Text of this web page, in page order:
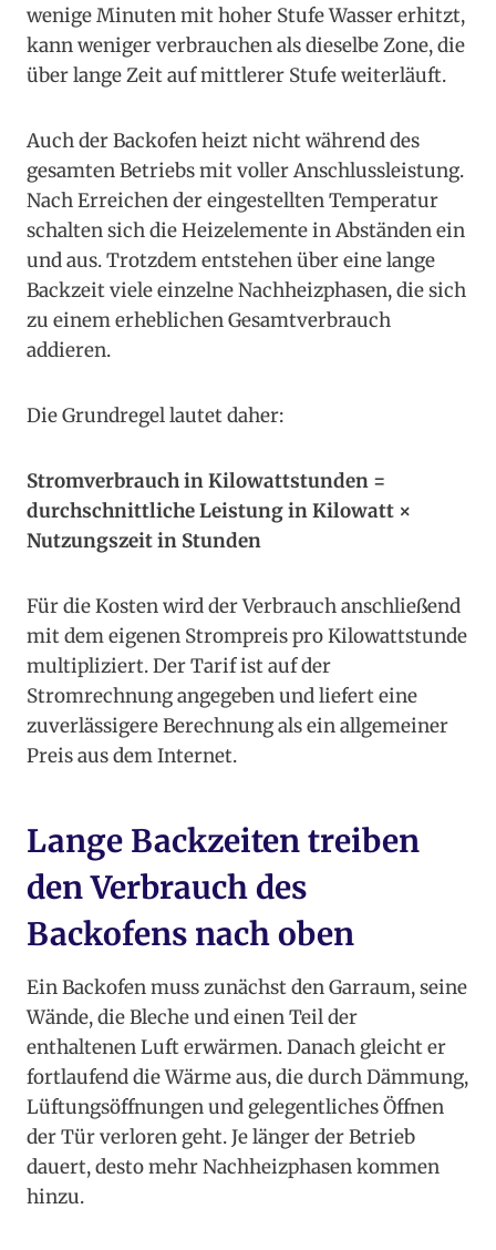
wenige Minuten mit hoher Stufe Wasser erhitzt,
kann weniger verbrauchen als dieselbe Zone, die
über lange Zeit auf mittlerer Stufe weiterläuft.
Auch der Backofen heizt nicht während des
gesamten Betriebs mit voller Anschlussleistung.
Nach Erreichen der eingestellten Temperatur
schalten sich die Heizelemente in Abständen ein
und aus. Trotzdem entstehen über eine lange
Backzeit viele einzelne Nachheizphasen, die sich
zu einem erheblichen Gesamtverbrauch
addieren.
Die Grundregel lautet daher:
Stromverbrauch in Kilowattstunden =
durchschnittliche Leistung in Kilowatt ×
Nutzungszeit in Stunden
Für die Kosten wird der Verbrauch anschließend
mit dem eigenen Strompreis pro Kilowattstunde
multipliziert. Der Tarif ist auf der
Stromrechnung angegeben und liefert eine
zuverlässigere Berechnung als ein allgemeiner
Preis aus dem Internet.
Lange Backzeiten treiben
den Verbrauch des
Backofens nach oben
Ein Backofen muss zunächst den Garraum, seine
Wände, die Bleche und einen Teil der
enthaltenen Luft erwärmen. Danach gleicht er
fortlaufend die Wärme aus, die durch Dämmung,
Lüftungsöffnungen und gelegentliches Öffnen
der Tür verloren geht. Je länger der Betrieb
dauert, desto mehr Nachheizphasen kommen
hinzu.